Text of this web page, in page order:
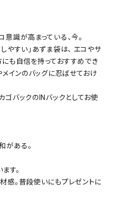
意識が高まっている、今。
やすい」あずま袋は、 エコやサ
も自信を持っておすすめでき
メインのバッグに忍ばせておけ
ゴバックのINバックとしてお使
がある。
す。
感。普段使いにもプレゼントに